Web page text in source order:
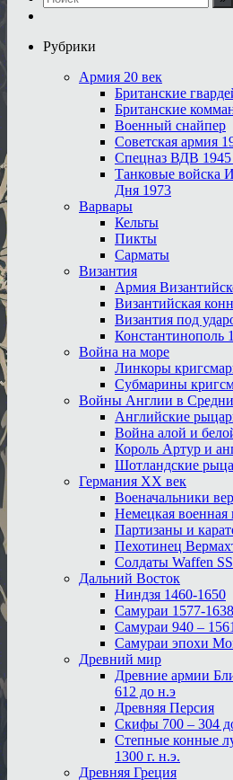
Рубрики
Армия 20 век
Британские
Британские
Военный снайпер
Советская армия
Спецназ ВДВ 1945
Танковые войска
Дня 1973
Варвары
Кельты
Пикты
Сарматы
Византия
Армия
Византийская
Византия под
Константинополь
Война на море
Линкоры
Субмарины
Войны Англии в
Английские
Война алой и
Король Артур и
Шотландские
Германия XX век
Военачальники
Немецкая
Партизаны и
Пехотинец
Солдаты Waffen SS
Дальний Восток
Ниндзя 1460-1650
Самураи 1577-1638
Самураи 940 –
Самураи эпохи
Древний мир
Древние армии
612 до н.э
Древняя Персия
Скифы 700 – 304
Степные конные
1300 г. н.э.
Древняя Греция